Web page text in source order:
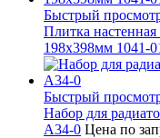
Быстрый
Плитка
198x398мм 1041-
Быстрый
Набор для
A34-0 Цена по